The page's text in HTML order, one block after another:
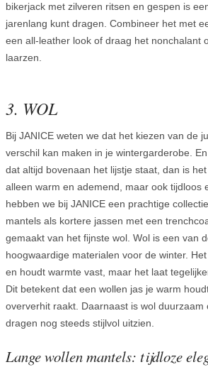
bikerjack met zilveren ritsen en gespen is
jarenlang kunt dragen. Combineer het met
een all-leather look of draag het nonchalant
laarzen.
3. WOL
Bij JANICE weten we dat het kiezen van de
verschil kan maken in je wintergarderobe.
dat altijd bovenaan het lijstje staat, dan is
alleen warm en ademend, maar ook tijdloos
hebben we bij JANICE een prachtige
mantels als kortere jassen met een
gemaakt van het fijnste wol. Wol is een van
hoogwaardige materialen voor de winter.
en houdt warmte vast, maar het laat
Dit betekent dat een wollen jas je warm
oververhit raakt. Daarnaast is wol duurzaam
dragen nog steeds stijlvol uitzien.
Lange wollen mantels: tijdloze